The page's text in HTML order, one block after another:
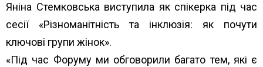
Яніна Стемковська виступила як спікерка під час
сесії «Різноманітність та інклюзія: як почути
ключові групи жінок».
«Під час Форуму ми обговорили багато тем, які є